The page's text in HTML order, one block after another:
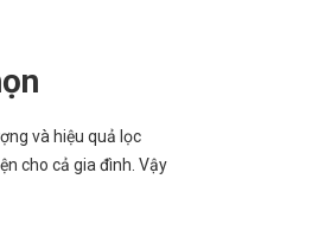
và hiệu quả lọc
cho cả gia đình. Vậy